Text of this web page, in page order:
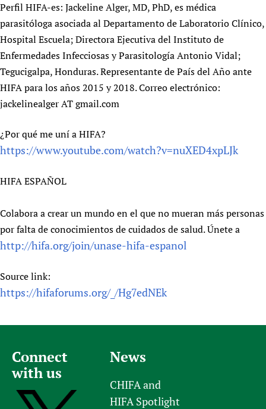
Perfil HIFA-es: Jackeline Alger, MD, PhD, es médica
parasitóloga asociada al Departamento de Laboratorio Clínico,
Hospital Escuela; Directora Ejecutiva del Instituto de
Enfermedades Infecciosas y Parasitología Antonio Vidal;
Tegucigalpa, Honduras. Representante de País del Año ante
HIFA para los años 2015 y 2018. Correo electrónico:
jackelinealger AT gmail.com
¿Por qué me uní a HIFA?
https://www.youtube.com/watch?v=nuXED4xpLJk
HIFA ESPAÑOL
Colabora a crear un mundo en el que no mueran más personas
por falta de conocimientos de cuidados de salud. Únete a
http://hifa.org/join/unase-hifa-espanol
Source link:
https://hifaforums.org/_/Hg7edNEk
Connect
with us
News
CHIFA and
HIFA Spotlight